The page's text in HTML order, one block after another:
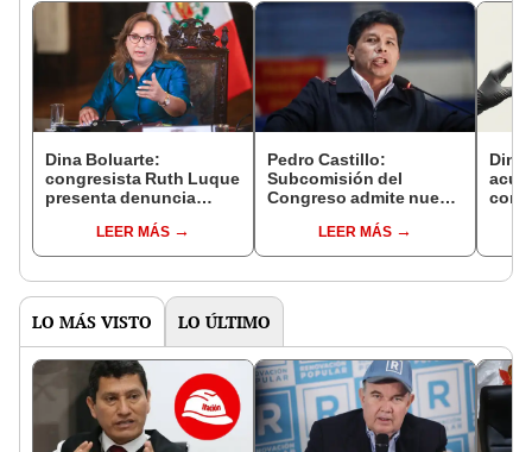
Dina Boluarte:
congresista Ruth Luque
presenta denuncia
presidenta por “Reinfo
hereditario”
LEER MÁS
Pedro Castillo:
Subcomisión del
Congreso admite nueva
constitucional contra
expresidente
LEER MÁS
Dina
LO MÁS VISTO LO ÚLTIMO